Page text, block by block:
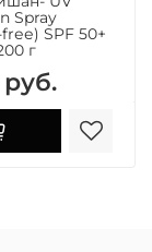
Spray
SPF 50+
г